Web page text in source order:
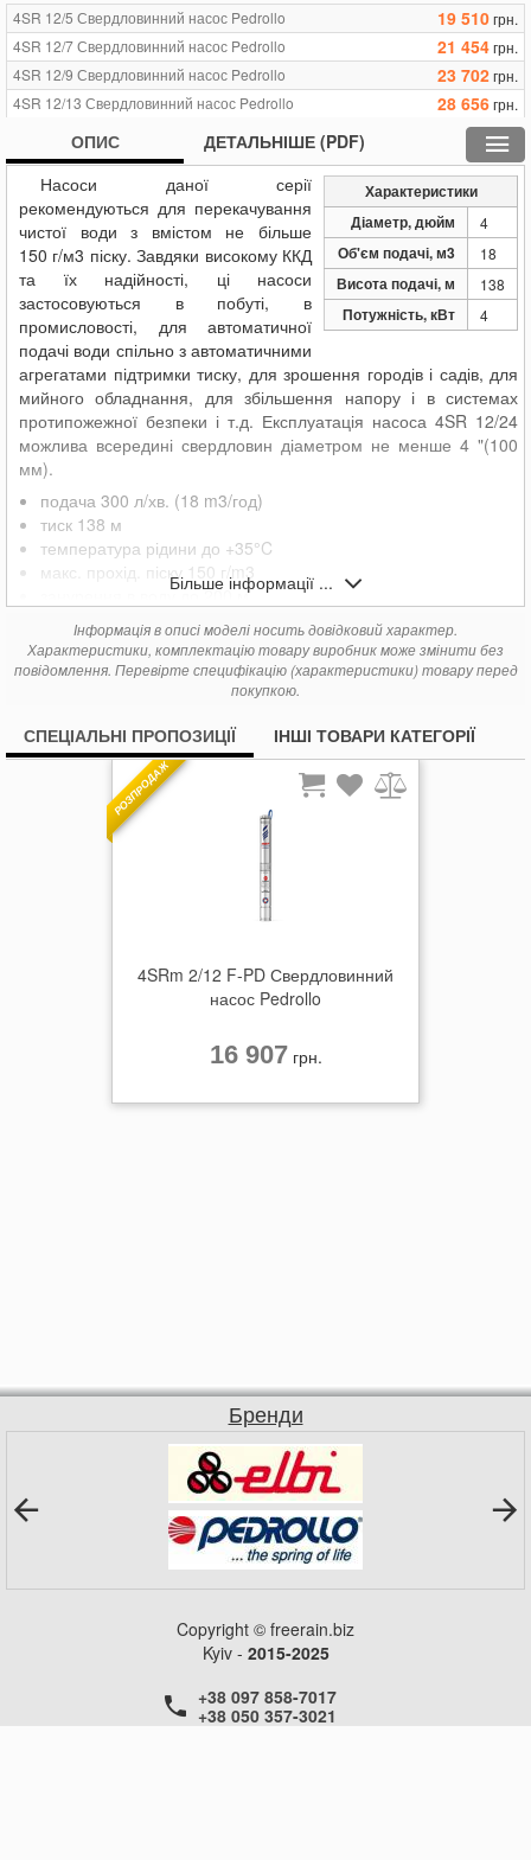
4SR 12/5 Свердловинний насос Pedrollo
19 510грн.
4SR 12/7 Свердловинний насос Pedrollo
21 454грн.
4SR 12/9 Свердловинний насос Pedrollo
23 702грн.
4SR 12/13 Свердловинний насос Pedrollo
28 656грн.
36 887грн.
4SR 12/24 Свердловинний насос Pedrollo
48 661грн.
4SR 12/32 Свердловинний насос Pedrollo
59 255
4SR 12/40 Свердловинний насос Pedrollo
70 039
ОПИС ДЕТАЛЬНІШЕ (PDF)
Характеристики
Діаметр, дюйм
4
Об'єм подачі, м3 18
Висота подачі, м 138
Потужність, кВт 4
Насоси даної серії
рекомендуються для перекачування
чистої води з вмістом не більше
150 г/м3 піску. Завдяки високому ККД
та їх надійності, ці насоси
застосовуються в побуті, в
промисловості, для автоматичної
подачі води спільно з автоматичними
агрегатами підтримки тиску, для зрошення городів і садів, для
мийного обладнання, для збільшення напору і в системах
протипожежної безпеки і т.д. Експлуатація насоса 4SR 12/24
можлива всередині свердловин діаметром не менше 4 "(100
мм).
подача 300 л/хв. (18 m3/год)
тиск 138 м
температура рідини до +35°C
макс. прохід. піску 150 г/m3
занурення в воду до 200 м
Більше інформації ...
Інформація в описі моделі носить довідковий характер.
Характеристики, комплектацію товару виробник може змінити без
повідомлення. Перевірте специфікацію (характеристики) товару перед
покупкою.
СПЕЦІАЛЬНІ ПРОПОЗИЦІЇ ІНШІ ТОВАРИ КАТЕГОРІЇ
РОЗПРОДАЖ
4SRm 2/12 F-PD Свердловинний
насос Pedrollo
16 907 грн.
Бренди
Copyright © freerain.biz
Kyiv - 2015-2025
+38 097 858-7017
+38 050 357-3021